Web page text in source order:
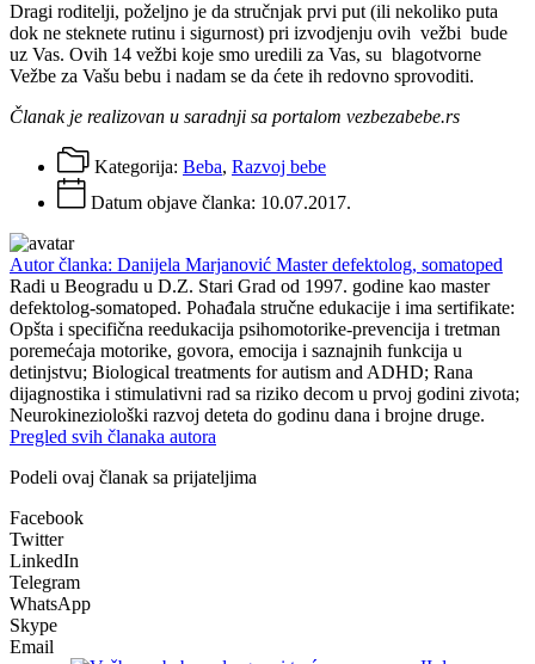
Dragi roditelji, poželjno je da stručnjak prvi put (ili nekoliko puta
dok ne steknete rutinu i sigurnost) pri izvodjenju ovih vežbi bude
uz Vas. Ovih 14 vežbi koje smo uredili za Vas, su blagotvorne
Vežbe za Vašu bebu i nadam se da ćete ih redovno sprovoditi.
Članak je realizovan u saradnji sa portalom vezbezabebe.rs
Kategorija: Beba, Razvoj bebe
Datum objave članka: 10.07.2017.
Autor članka: Danijela Marjanović Master defektolog, somatoped
Radi u Beogradu u D.Z. Stari Grad od 1997. godine kao master
defektolog-somatoped. Pohađala stručne edukacije i ima sertifikate:
Opšta i specifična reedukacija psihomotorike-prevencija i tretman
poremećaja motorike, govora, emocija i saznajnih funkcija u
detinjstvu; Biological treatments for autism and ADHD; Rana
dijagnostika i stimulativni rad sa riziko decom u prvoj godini zivota;
Neurokineziološki razvoj deteta do godinu dana i brojne druge.
Pregled svih članaka autora
Podeli ovaj članak sa prijateljima
Facebook
Twitter
LinkedIn
Telegram
WhatsApp
Skype
Email